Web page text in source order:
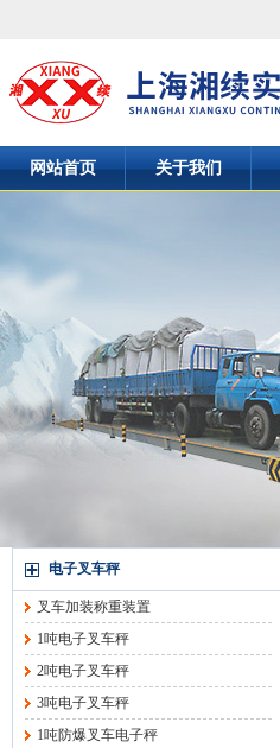
网站首页 关于我们
电子叉车秤
叉车加装称重装置
1吨电子叉车秤
2吨电子叉车秤
3吨电子叉车秤
1吨防爆叉车电子秤